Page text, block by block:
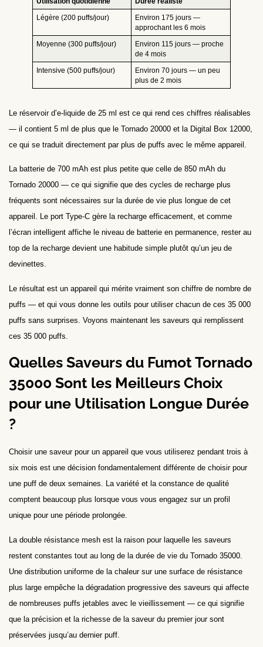
Légère (200 puffs/jour)
Environ 175 jours —
approchant les 6 mois
Moyenne (300 puffs/jour)
Environ 115 jours — proche
de 4 mois
Intensive (500 puffs/jour)
Environ 70 jours — un peu
plus de 2 mois
Le réservoir d’e-liquide de 25 ml est ce qui rend ces chiffres réalisables
— il contient 5 ml de plus que le Tornado 20000 et la Digital Box 12000,
ce qui se traduit directement par plus de puffs avec le même appareil.
La batterie de 700 mAh est plus petite que celle de 850 mAh du
Tornado 20000 — ce qui signifie que des cycles de recharge plus
fréquents sont nécessaires sur la durée de vie plus longue de cet
appareil. Le port Type-C gère la recharge efficacement, et comme
l’écran intelligent affiche le niveau de batterie en permanence, rester au
top de la recharge devient une habitude simple plutôt qu’un jeu de
devinettes.
Le résultat est un appareil qui mérite vraiment son chiffre de nombre de
puffs — et qui vous donne les outils pour utiliser chacun de ces 35 000
puffs sans surprises. Voyons maintenant les saveurs qui remplissent
ces 35 000 puffs.
Quelles Saveurs du Fumot Tornado
35000 Sont les Meilleurs Choix
pour une Utilisation Longue Durée
?
Choisir une saveur pour un appareil que vous utiliserez pendant trois à
six mois est une décision fondamentalement différente de choisir pour
une puff de deux semaines. La variété et la constance de qualité
comptent beaucoup plus lorsque vous vous engagez sur un profil
unique pour une période prolongée.
La double résistance mesh est la raison pour laquelle les saveurs
restent constantes tout au long de la durée de vie du Tornado 35000.
Une distribution uniforme de la chaleur sur une surface de résistance
plus large empêche la dégradation progressive des saveurs qui affecte
de nombreuses puffs jetables avec le vieillissement — ce qui signifie
que la précision et la richesse de la saveur du premier jour sont
préservées jusqu’au dernier puff.